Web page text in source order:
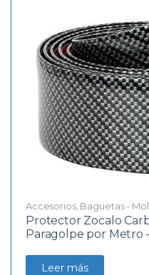
Accesorios, Baguetas -
Protector Zocalo
Paragolpe por Metro
Leer más